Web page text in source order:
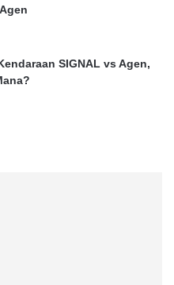
SIGNAL vs Agen,